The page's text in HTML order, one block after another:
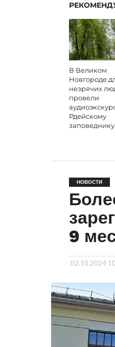
В Великом
Новгороде
незрячих
провели
Рдейскому
заповеднику
НОВОСТИ
9
02.10.2024